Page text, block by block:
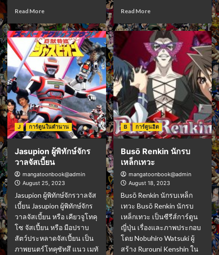
Read More Read More
J การ์ตูนในตำนาน
Jasupion ผู้พิทักษ์จักร
วาลจัสเบี้ยน
mangatoonbook@admin
August 25, 2023
Jasupion ผู้พิทักษ์จักรวาลจัส
เบี้ยน Jasupion ผู้พิทักษ์จักร
วาลจัสเบี้ยน หรือ เคียวจูโทคุ
โซ จัสเปี้ยน หรือ มือปราบ
สัตว์ประหลาดจัสเปี้ยน เป็น
ภาพยนตร์โทคุซัทสึ แนว เมทั
B การ์ตูนฮิต
Busō Renkin นักรบ
เหล็กเทวะ
mangatoonbook@admin
August 18, 2023
Busō Renkin นักรบเหล็ก
เทวะ Busō Renkin นักรบ
เหล็กเทวะ เป็นซีรีส์การ์ตูน
ญี่ปุ่น เรื่องและภาพประกอบ
โดย Nobuhiro Watsuki ผู้
สร้าง Rurouni Kenshin ใน